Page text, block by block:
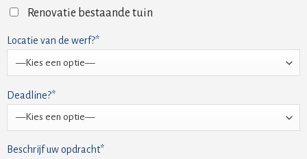
Renovatie bestaande tuin
Locatie van de werf?*
Deadline?*
Beschrijf uw opdracht*